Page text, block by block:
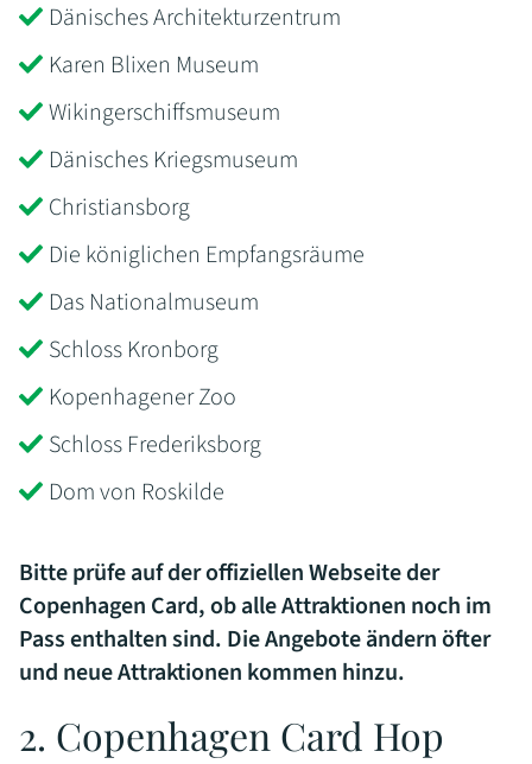
Dänisches Architekturzentrum
Karen Blixen Museum
Wikingerschiffsmuseum
Dänisches Kriegsmuseum
Christiansborg
Die königlichen Empfangsräume
Das Nationalmuseum
Schloss Kronborg
Kopenhagener Zoo
Schloss Frederiksborg
Dom von Roskilde
Bitte prüfe auf der offiziellen Webseite der
Copenhagen Card, ob alle Attraktionen noch im
Pass enthalten sind. Die Angebote ändern öfter
und neue Attraktionen kommen hinzu.
2. Copenhagen Card Hop